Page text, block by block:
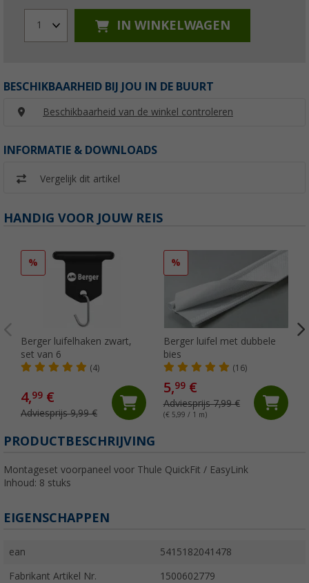
1 IN WINKELWAGEN
BESCHIKBAARHEID BIJ JOU IN DE BUURT
Beschikbaarheid van de winkel controleren
INFORMATIE & DOWNLOADS
Vergelijk dit artikel
HANDIG VOOR JOUW REIS
%
Berger luifelhaken zwart,
set van 6
(4)
4,99 €
Adviesprijs 9,99 €
%
Berger luifel met dubbele
bies
(16)
5,99€
Adviesprijs 7,99 €
(€ 5,99 / 1 m)
PRODUCTBESCHRIJVING
Montageset voorpaneel voor Thule QuickFit / EasyLink
Inhoud: 8 stuks
EIGENSCHAPPEN
ean 5415182041478
Fabrikant Artikel Nr. 1500602779